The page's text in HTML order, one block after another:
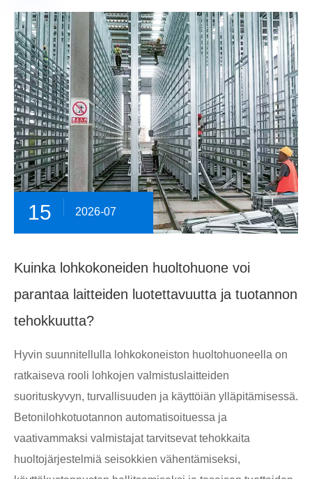
15 2026-07
Kuinka lohkokoneiden huoltohuone voi
parantaa laitteiden luotettavuutta ja tuotannon
tehokkuutta?
Hyvin suunnitellulla lohkokoneiston huoltohuoneella on
ratkaiseva rooli lohkojen valmistuslaitteiden
suorituskyvyn, turvallisuuden ja käyttöiän ylläpitämisessä.
Betonilohkotuotannon automatisoituessa ja
vaativammaksi valmistajat tarvitsevat tehokkaita
huoltojärjestelmiä seisokkien vähentämiseksi,